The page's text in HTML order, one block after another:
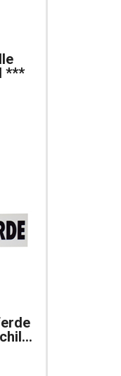
***